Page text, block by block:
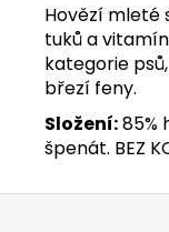
Hovězí mleté
tuků a
kategorie
březí feny.
Složení:85%
špenát. BEZ
HOVĚZÍ
OŘEZ
KG
145
Z